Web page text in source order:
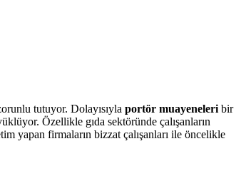
tutuyor. Dolayısıyla portör muayeneleri bir
Özellikle gıda sektöründe çalışanların
yapan firmaların bizzat çalışanları ile öncelikle